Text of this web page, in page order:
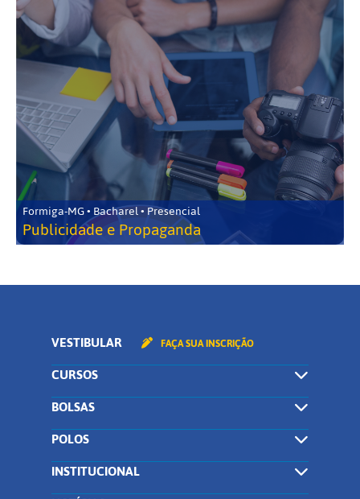
Formiga-MG • Bacharel • Presencial
Publicidade e Propaganda
VESTIBULAR FAÇA SUA INSCRIÇÃO
CURSOS
BOLSAS
POLOS
INSTITUCIONAL